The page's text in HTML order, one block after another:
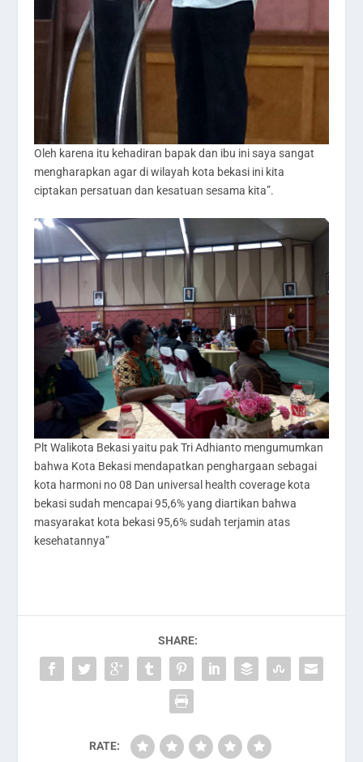
Oleh karena itu kehadiran bapak dan ibu ini saya sangat
mengharapkan agar di wilayah kota bekasi ini kita
ciptakan persatuan dan kesatuan sesama kita”.
Plt Walikota Bekasi yaitu pak Tri Adhianto mengumumkan
bahwa Kota Bekasi mendapatkan penghargaan sebagai
kota harmoni no 08 Dan universal health coverage kota
bekasi sudah mencapai 95,6% yang diartikan bahwa
masyarakat kota bekasi 95,6% sudah terjamin atas
kesehatannya”
SHARE:
RATE: